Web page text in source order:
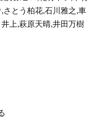
さとう柏花,石川雅之,車
上,萩原天晴,井田万樹